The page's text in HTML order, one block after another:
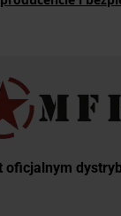
oficjalnym